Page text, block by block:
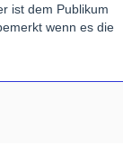
ist dem Publikum
wenn es die